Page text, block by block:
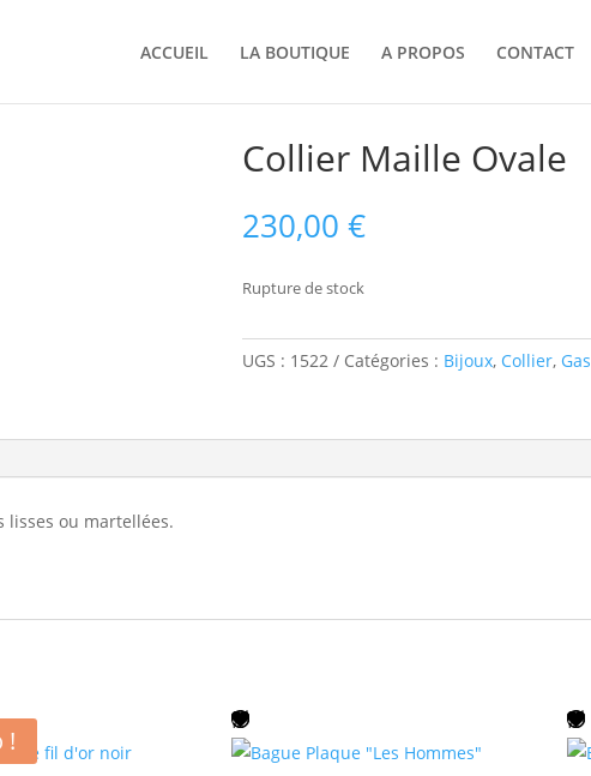
ACCUEIL LA BOUTIQUE A PROPOS CONTACT
Collier Maille Ovale
230,00 €
Rupture de stock
UGS : 1522 Catégories : Bijoux, Collier, Gas
lisses ou martellées.
!